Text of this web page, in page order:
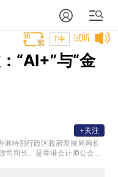
试听
T中
“AI+”与“金
港特别行政区政府发展局局长
司司长。是香港会计师公会前
+关注